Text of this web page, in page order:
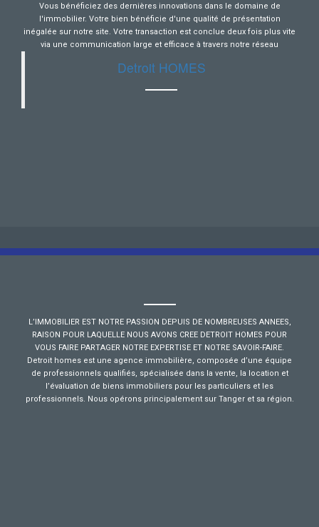
Vous bénéficiez des dernières innovations dans le domaine de
l'immobilier. Votre bien bénéficie d'une qualité de présentation
inégalée sur notre site. Votre transaction est conclue deux fois plus vite
via une communication large et efficace à travers notre réseau
Detroit HOMES
L’IMMOBILIER EST NOTRE PASSION DEPUIS DE NOMBREUSES ANNEES,
RAISON POUR LAQUELLE NOUS AVONS CREE DETROIT HOMES POUR
VOUS FAIRE PARTAGER NOTRE EXPERTISE ET NOTRE SAVOIR-FAIRE.
Detroit homes est une agence immobilière, composée d’une équipe
de professionnels qualifiés, spécialisée dans la vente, la location et
l’évaluation de biens immobiliers pour les particuliers et les
professionnels. Nous opérons principalement sur Tanger et sa région.